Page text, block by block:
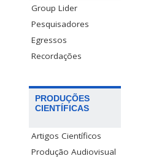
Group Lider
Pesquisadores
Egressos
Recordações
PRODUÇÕES
CIENTÍFICAS
Artigos Científicos
Produção Audiovisual